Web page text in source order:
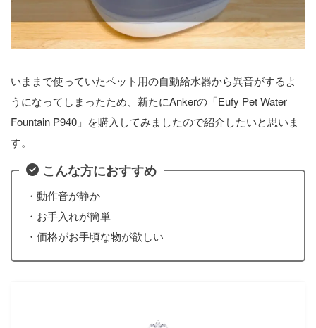
いままで使っていたペット用の自動給水器から異音がするよ
うになってしまったため、新たにAnkerの「Eufy Pet Water
Fountain P940」を購入してみましたので紹介したいと思いま
す。
こんな方におすすめ
・動作音が静か
・お手入れが簡単
・価格がお手頃な物が欲しい